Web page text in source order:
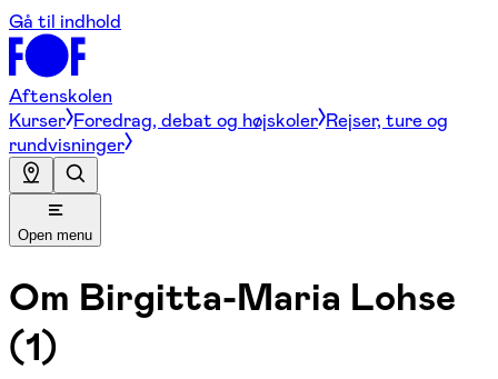
Gå til indhold
Aftenskolen
Kurser Foredrag, debat og højskoler Rejser, ture og
rundvisninger
Open menu
Om Birgitta-Maria Lohse
(1)